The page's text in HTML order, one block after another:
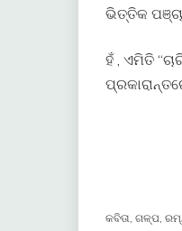
ଭିତ୍ତିକ
ହଁ , ଏମିତି
କବିତା, ଗଳ୍ପ,